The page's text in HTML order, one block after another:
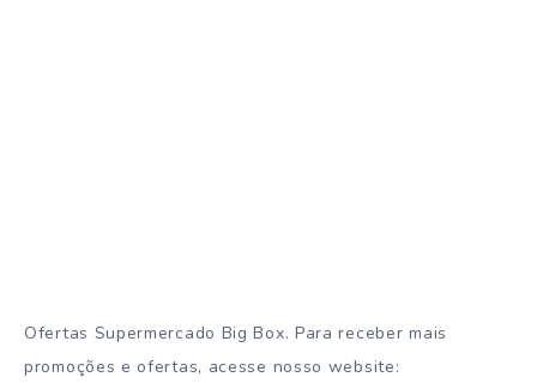
Ofertas Supermercado Big Box. Para receber mais
promoções e ofertas, acesse nosso website: